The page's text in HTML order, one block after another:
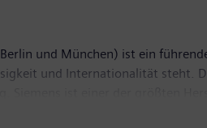
und München) ist ein
und Internationalität steht.
Stromerzeugungs- und